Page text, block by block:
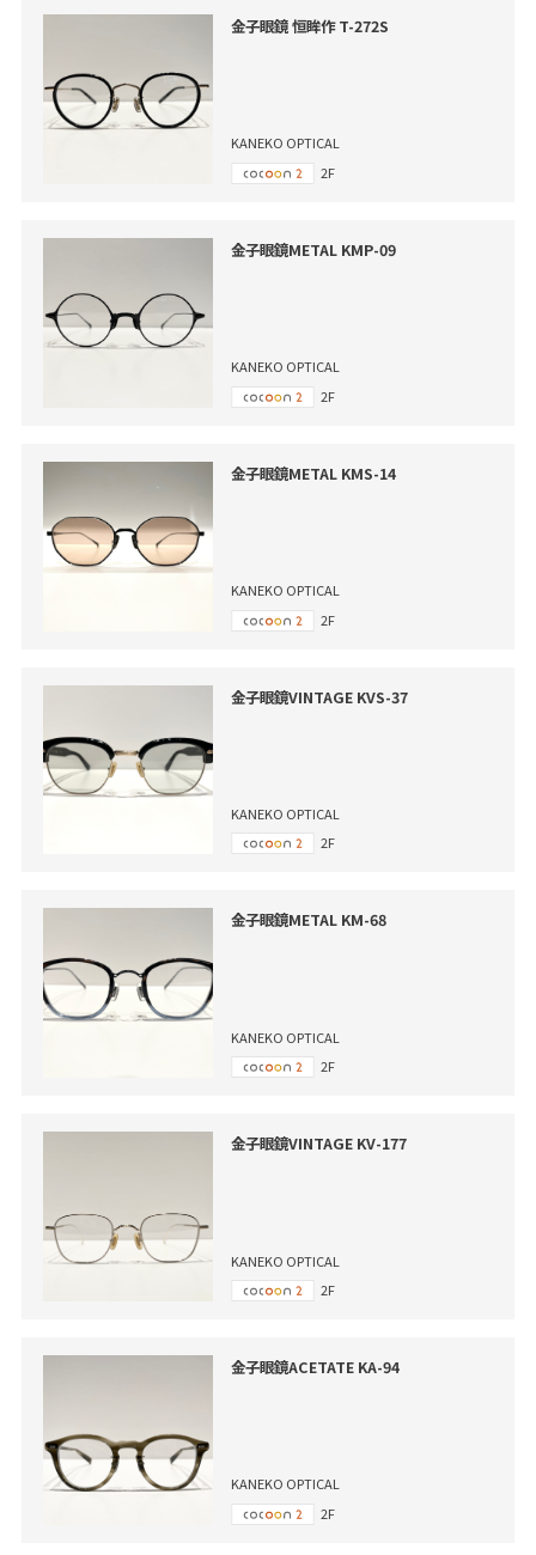
金子眼鏡 恒眸作 T-272S
KANEKO OPTICAL
2F
金子眼鏡METAL KMP-09
KANEKO OPTICAL
2F
金子眼鏡METAL KMS-14
KANEKO OPTICAL
2F
金子眼鏡VINTAGE KVS-37
KANEKO OPTICAL
2F
金子眼鏡METAL KM-68
KANEKO OPTICAL
2F
金子眼鏡VINTAGE KV-177
KANEKO OPTICAL
2F
金子眼鏡ACETATE KA-94
KANEKO OPTICAL
2F